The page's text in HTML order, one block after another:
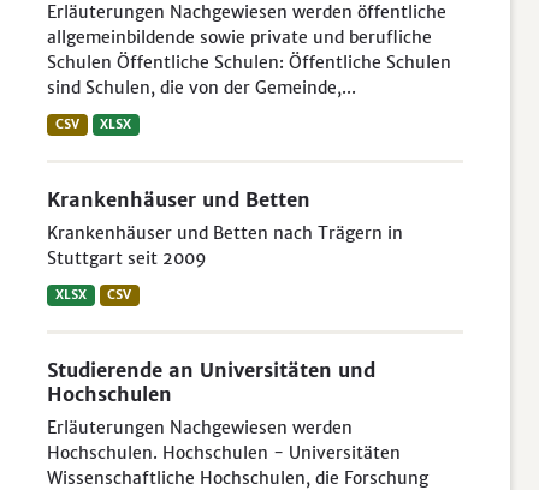
Erläuterungen Nachgewiesen werden öffentliche
allgemeinbildende sowie private und berufliche
Schulen Öffentliche Schulen: Öffentliche Schulen
sind Schulen, die von der Gemeinde,...
CSV XLSX
Krankenhäuser und Betten
Krankenhäuser und Betten nach Trägern in
Stuttgart seit 2009
XLSX CSV
Studierende an Universitäten und
Hochschulen
Erläuterungen Nachgewiesen werden
Hochschulen. Hochschulen - Universitäten
Wissenschaftliche Hochschulen, die Forschung